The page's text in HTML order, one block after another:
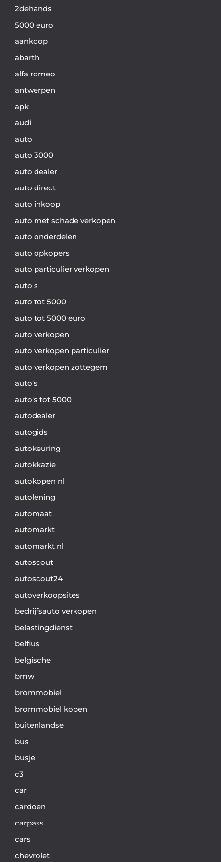
2dehands
5000 euro
aankoop
abarth
alfa romeo
antwerpen
apk
audi
auto
auto 3000
auto dealer
auto direct
auto inkoop
auto met schade verkopen
auto onderdelen
auto opkopers
auto particulier verkopen
auto s
auto tot 5000
auto tot 5000 euro
auto verkopen
auto verkopen particulier
auto verkopen zottegem
auto's
auto's tot 5000
autodealer
autogids
autokeuring
autokkazie
autokopen nl
autolening
automaat
automarkt
automarkt nl
autoscout
autoscout24
autoverkoopsites
bedrijfsauto verkopen
belastingdienst
belfius
belgische
bmw
brommobiel
brommobiel kopen
buitenlandse
bus
busje
c3
car
cardoen
carpass
cars
chevrolet